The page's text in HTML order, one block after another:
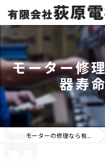
モーター修
器寿